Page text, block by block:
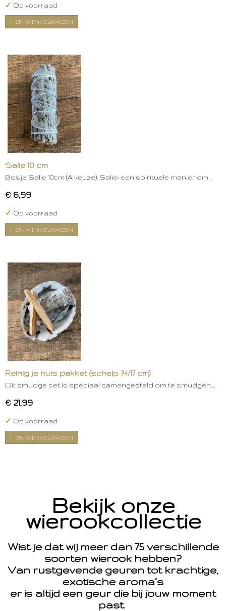
✓ Op voorraad
IN WINKELWAGEN
Salie 10 cm
Bosje Salie 10cm (A keuze). Salie: een spirituele manier om…
€ 6,99
✓ Op voorraad
IN WINKELWAGEN
Reinig je huis pakket (schelp 14/17 cm)
Dit smudge set is speciaal samengesteld om te smudgen.…
€ 21,99
✓ Op voorraad
IN WINKELWAGEN
Bekijk onze
wierookcollectie
Wist je dat wij meer dan 75 verschillende
soorten wierook hebben?
Van rustgevende geuren tot krachtige,
exotische aroma’s
er is altijd een geur die bij jouw moment
past.